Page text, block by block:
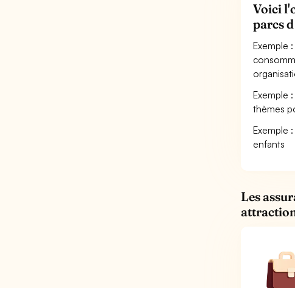
Voici
parcs
Exemple
Exemple
thèmes
Exemple
enfants
Les